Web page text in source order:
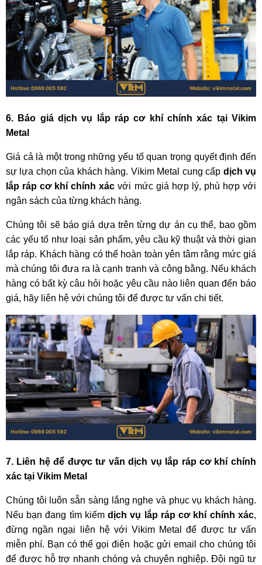
6. Báo giá dịch vụ lắp ráp cơ khí chính xác tại Vikim
Metal
Giá cả là một trong những yếu tố quan trọng quyết định đến
sự lựa chọn của khách hàng. Vikim Metal cung cấp dịch vụ
lắp ráp cơ khí chính xác với mức giá hợp lý, phù hợp với
ngân sách của từng khách hàng.
Chúng tôi sẽ báo giá dựa trên từng dự án cụ thể, bao gồm
các yếu tố như loại sản phẩm, yêu cầu kỹ thuật và thời gian
lắp ráp. Khách hàng có thể hoàn toàn yên tâm rằng mức giá
mà chúng tôi đưa ra là cạnh tranh và công bằng. Nếu khách
hàng có bất kỳ câu hỏi hoặc yêu cầu nào liên quan đến báo
giá, hãy liên hệ với chúng tôi để được tư vấn chi tiết.
7. Liên hệ để được tư vấn dịch vụ lắp ráp cơ khí chính
xác tại Vikim Metal
Chúng tôi luôn sẵn sàng lắng nghe và phục vụ khách hàng.
Nếu bạn đang tìm kiếmdịch vụ lắp ráp cơ khí chính xác,
đừng ngần ngại liên hệ với Vikim Metal để được tư vấn
miễn phí. Bạn có thể gọi điện hoặc gửi email cho chúng tôi
để được hỗ trợ nhanh chóng và chuyên nghiệp. Đội ngũ tư